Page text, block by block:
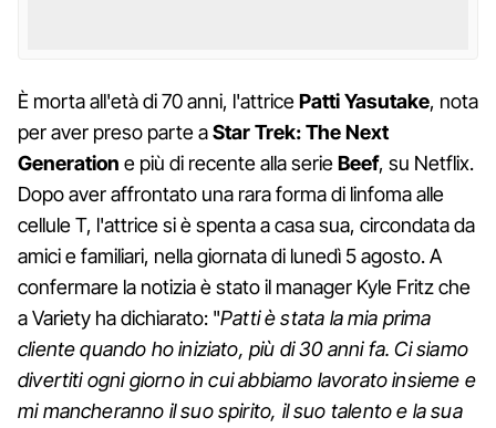
È morta all'età di 70 anni, l'attricePatti Yasutake, nota
per aver preso parte aStar Trek: The Next
Generation e più di recente alla serieBeef, su Netflix.
Dopo aver affrontato una rara forma di linfoma alle
cellule T, l'attrice si è spenta a casa sua, circondata da
amici e familiari, nella giornata di lunedì 5 agosto. A
confermare la notizia è stato il manager Kyle Fritz che
a Variety ha dichiarato: "Patti è stata la mia prima
cliente quando ho iniziato, più di 30 anni fa. Ci siamo
divertiti ogni giorno in cui abbiamo lavorato insieme e
mi mancheranno il suo spirito, il suo talento e la sua